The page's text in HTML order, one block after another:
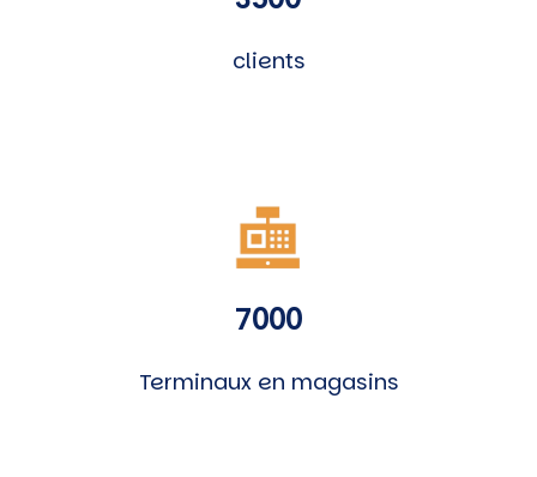
clients
7000
Terminaux en magasins